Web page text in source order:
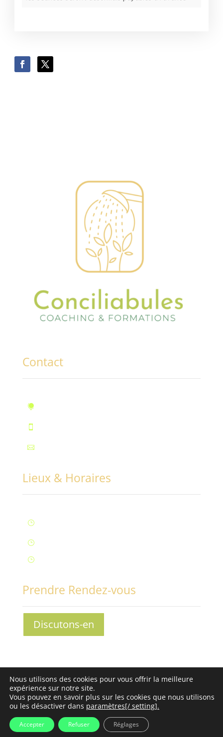
Contact



Lieux & Horaires
}
}
}
Prendre Rendez-vous
Discutons-en
droits réservés -Mentions légales - Conditions
Générales de Vente
Nous utilisons des cookies pour vous offrir la meilleure
expérience sur notre site.
Vous pouvez en savoir plus sur les cookies que nous utilisons
ou les désactiver dans paramètres[/ setting].
Accepter Refuser Réglages